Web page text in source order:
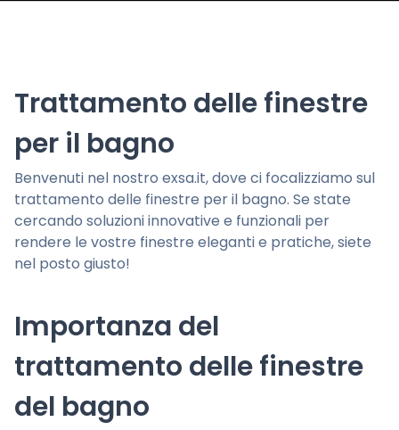
Trattamento delle finestre
per il bagno
Benvenuti nel nostro exsa.it, dove ci focalizziamo sul
trattamento delle finestre per il bagno. Se state
cercando soluzioni innovative e funzionali per
rendere le vostre finestre eleganti e pratiche, siete
nel posto giusto!
Importanza del
trattamento delle finestre
del bagno